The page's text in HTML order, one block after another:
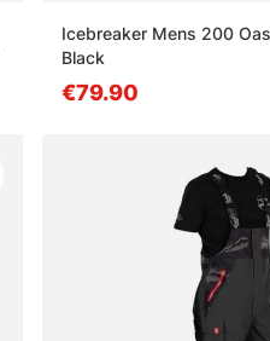
Icebreaker Mens 200
Black
€79.90